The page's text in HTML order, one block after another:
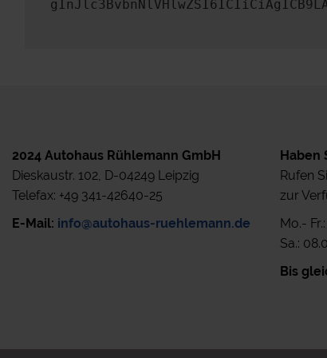
2024 Autohaus Rühlemann GmbH
Dieskaustr. 102, D-04249 Leipzig
Telefax: +49 341-42640-25
E-Mail: info@autohaus-ruehlemann.de
Haben
Rufen
zur
Mo.-
Sa.:
Bis